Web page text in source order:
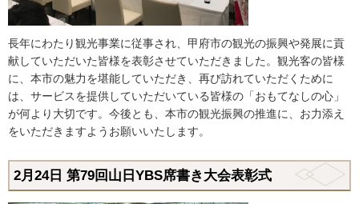
長年にわたり観光事業に従事され、甲府市の観光の振興や発展に貢
献していただいた皆様を表彰させていただきました。観光客の皆様
に、本市の魅力を堪能していただき、再び訪れていただくために
は、サービスを提供していただいている皆様の「おもてなしの心」
が何より大切です。今後とも、本市の観光振興の推進に、お力添え
をいただきますようお願いいたします。
2月24日 第79回山日YBS席書き大会表彰式